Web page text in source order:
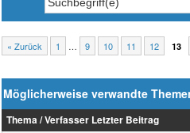
« Zurück 1 … 9 10 11 12 13
Möglicherweise verwandte
Thema / Verfasser Letzter Beitrag